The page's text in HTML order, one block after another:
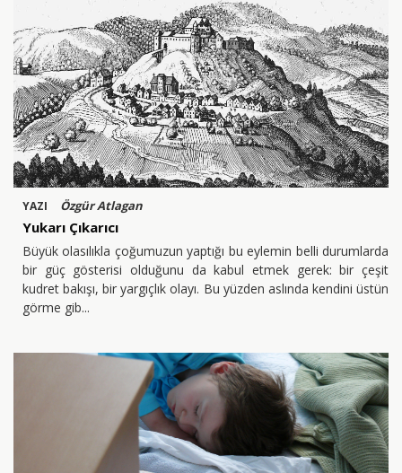
YAZI Özgür Atlagan
Yukarı Çıkarıcı
Büyük olasılıkla çoğumuzun yaptığı bu eylemin belli durumlarda
bir güç gösterisi olduğunu da kabul etmek gerek: bir çeşit
kudret bakışı, bir yargıçlık olayı. Bu yüzden aslında kendini üstün
görme gib